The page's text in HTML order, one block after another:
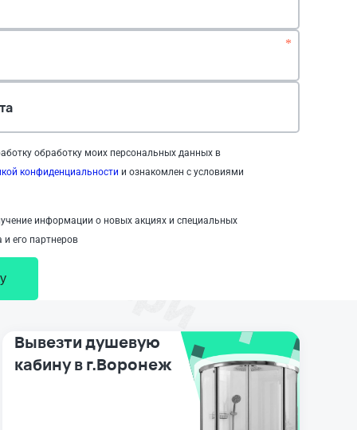
*
обработку моих персональных данных в
конфиденциальности и ознакомлен с условиями
информации о новых акциях и специальных
и его партнеров
Вывезти душевую
кабину в г.Воронеж